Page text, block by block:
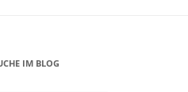
IM BLOG